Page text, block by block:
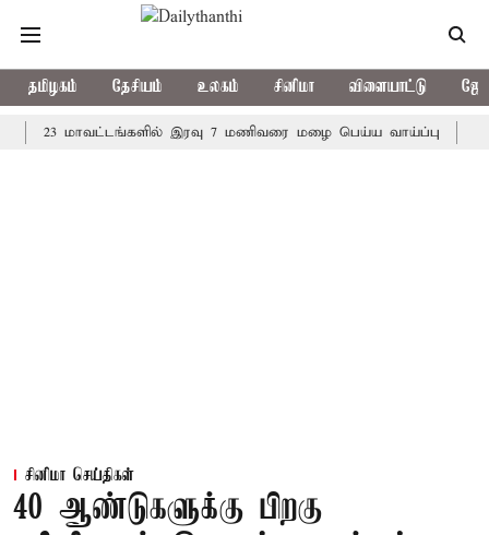
தமிழகம் தேசியம் உலகம் சினிமா விளையாட்டு
மாவட்டங்களில் இரவு 7 மணிவரை மழை பெய்ய வாய்ப்பு கொரிய
சினிமா செய்திகள்
40 ஆண்டுகளுக்கு பிறகு